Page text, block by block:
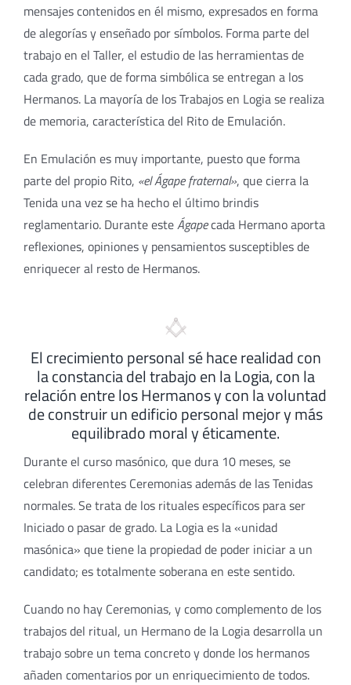
mensajes contenidos en él mismo, expresados en forma
de alegorías y enseñado por símbolos. Forma parte del
trabajo en el Taller, el estudio de las herramientas de
cada grado, que de forma simbólica se entregan a los
Hermanos. La mayoría de los Trabajos en Logia se realiza
de memoria, característica del Rito de Emulación.
En Emulación es muy importante, puesto que forma
parte del propio Rito, «el Ágape fraternal», que cierra la
Tenida una vez se ha hecho el último brindis
reglamentario. Durante esteÁgapecada Hermano aporta
reflexiones, opiniones y pensamientos susceptibles de
enriquecer al resto de Hermanos.
El crecimiento personal sé hace realidad con
la constancia del trabajo en la Logia, con la
relación entre los Hermanos y con la voluntad
de construir un edificio personal mejor y más
equilibrado moral y éticamente.
Durante el curso masónico, que dura 10 meses, se
celebran diferentes Ceremonias además de las Tenidas
normales. Se trata de los rituales específicos para ser
Iniciado o pasar de grado. La Logia es la «unidad
masónica» que tiene la propiedad de poder iniciar a un
candidato; es totalmente soberana en este sentido.
Cuando no hay Ceremonias, y como complemento de los
trabajos del ritual, un Hermano de la Logia desarrolla un
trabajo sobre un tema concreto y donde los hermanos
añaden comentarios por un enriquecimiento de todos.